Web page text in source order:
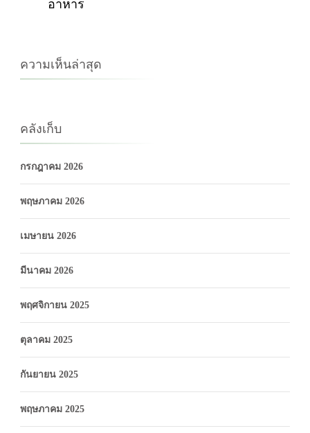
อาหาร
ความเห็นล่าสุด
คลังเก็บ
กรกฎาคม 2026
พฤษภาคม 2026
เมษายน 2026
มีนาคม 2026
พฤศจิกายน 2025
ตุลาคม 2025
กันยายน 2025
พฤษภาคม 2025